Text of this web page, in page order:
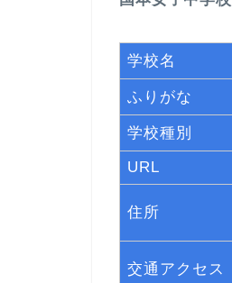
学校名
ふりがな
学校種別
URL
住所
交通アクセス